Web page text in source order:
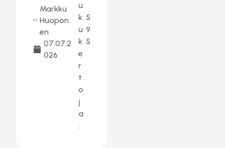
Markku
Huopon
en
07.07.2
026
u
k
u
k
e
r
t
o
j
a
:
5
9
5